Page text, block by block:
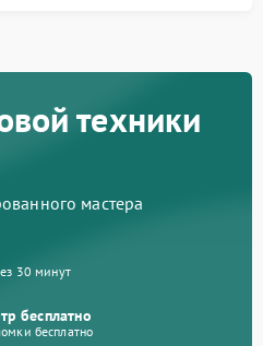
техники
мастера
30 минут
бесплатно
бесплатно